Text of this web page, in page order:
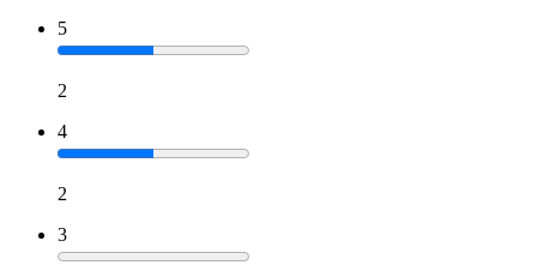
5
2
4
2
3